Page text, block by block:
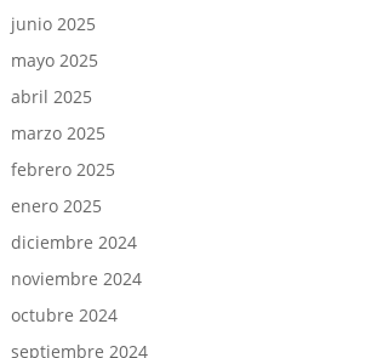
junio 2025
mayo 2025
abril 2025
marzo 2025
febrero 2025
enero 2025
diciembre 2024
noviembre 2024
octubre 2024
septiembre 2024